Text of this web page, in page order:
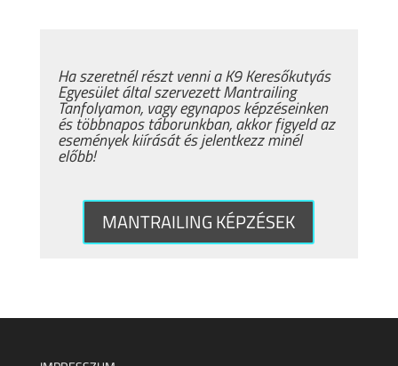
Ha szeretnél részt venni a K9 Keresőkutyás
Egyesület által szervezett Mantrailing
Tanfolyamon, vagy egynapos képzéseinken
és többnapos táborunkban, akkor figyeld az
események kiírását és jelentkezz minél
előbb!
MANTRAILING KÉPZÉSEK